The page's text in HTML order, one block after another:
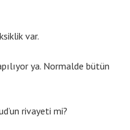
var.
ya. Normalde bütün
rivayeti mi?